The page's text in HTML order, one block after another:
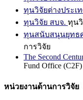
ทุนวิจัยต่างประเ
ทุนวิจัย สบจ. ทุน
ทุนสนับสนุนยุทธ
การวิจัย
The Second
Fund Office (C2F)
หน่วยงานด้านการวิจัย